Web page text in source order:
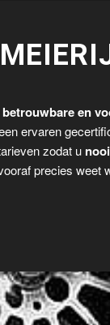
betrouwbare en
ervaren
zodat u
precies weet